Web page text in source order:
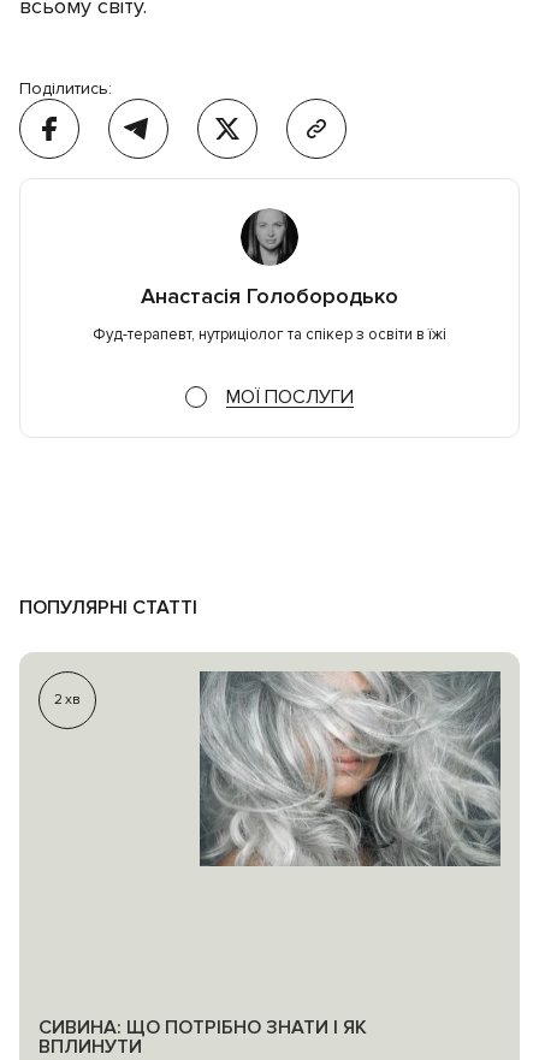
всьому світу.
Поділитись:
Анастасія Голобородько
Фуд-терапевт, нутриціолог та спікер з освіти в їжі
МОЇ ПОСЛУГИ
ПОПУЛЯРНІ СТАТТІ
2 хв
СИВИНА: ЩО ПОТРІБНО ЗНАТИ І ЯК
ВПЛИНУТИ